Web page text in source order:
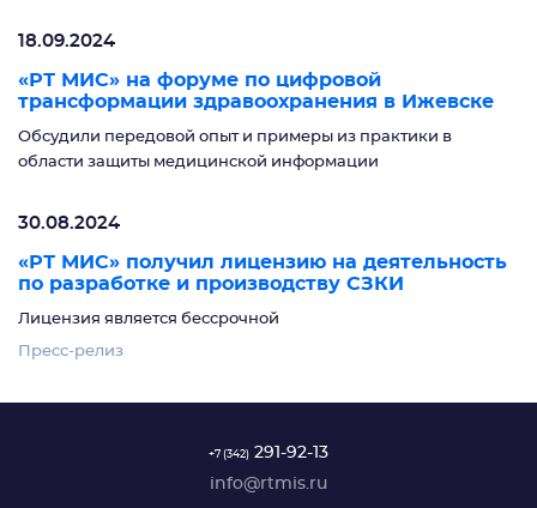
18.09.2024
«РТ МИС» на форуме по цифровой
трансформации здравоохранения в Ижевске
Обсудили передовой опыт и примеры из практики в
области защиты медицинской информации
30.08.2024
«РТ МИС» получил лицензию на деятельность
по разработке и производству СЗКИ
Лицензия является бессрочной
Пресс-релиз
+7 (342) 291-92-13
info@rtmis.ru